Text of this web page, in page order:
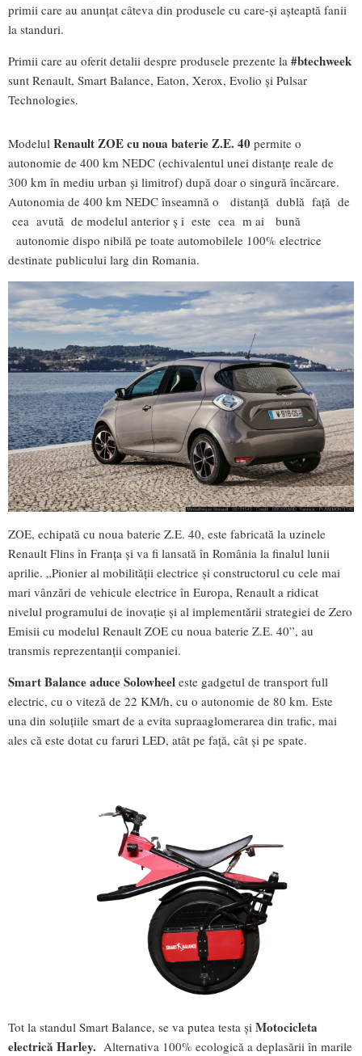
primii care au anunțat câteva din produsele cu care-și așteaptă fanii
la standuri.
Primii care au oferit detalii despre produsele prezente la #btechweek
sunt Renault, Smart Balance, Eaton, Xerox, Evolio și Pulsar
Technologies.
Modelul Renault ZOE cu noua baterie Z.E. 40 permite o
autonomie de 400 km NEDC (echivalentul unei distanțe reale de
300 km în mediu urban și limitrof) după doar o singură încărcare.
Autonomia de 400 km NEDC înseamnă o distanță dublă față de
cea avută de modelul anterior ș i este cea m ai bună
autonomie dispo nibilă pe toate automobilele 100% electrice
destinate publicului larg din Romania.
ZOE, echipată cu noua baterie Z.E. 40, este fabricată la uzinele
Renault Flins în Franța și va fi lansată în România la finalul lunii
aprilie. „Pionier al mobilității electrice și constructorul cu cele mai
mari vânzări de vehicule electrice în Europa, Renault a ridicat
nivelul programului de inovație și al implementării strategiei de Zero
Emisii cu modelul Renault ZOE cu noua baterie Z.E. 40”, au
transmis reprezentanții companiei.
Smart Balance aduce Solowheel este gadgetul de transport full
electric, cu o viteză de 22 KM/h, cu o autonomie de 80 km. Este
una din soluțiile smart de a evita supraaglomerarea din trafic, mai
ales că este dotat cu faruri LED, atât pe față, cât și pe spate.
Tot la standul Smart Balance, se va putea testa și Motocicleta
electrică Harley. Alternativa 100% ecologică a deplasării în marile